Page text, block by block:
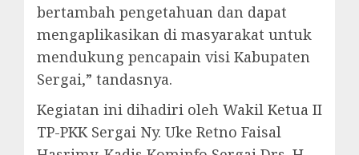
bertambah pengetahuan dan dapat
mengaplikasikan di masyarakat untuk
mendukung pencapain visi Kabupaten
Sergai,” tandasnya.
Kegiatan ini dihadiri oleh Wakil Ketua II
TP-PKK Sergai Ny. Uke Retno Faisal